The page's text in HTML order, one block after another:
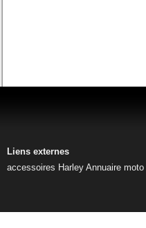
Liens externes
accessoires Harley Annuaire moto